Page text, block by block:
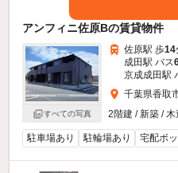
アンフィニ佐原Bの賃貸物件
すべての写真
佐原駅 歩14
成田駅 バス
京成成田駅
千葉県香取
2階建 / 新築 / 木
駐車場あり 駐輪場あり 宅配ボ